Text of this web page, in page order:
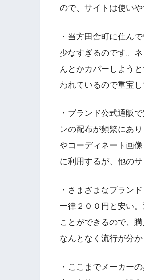
ので、サイトは使いや
・当方田舎町に住ん
少なすぎるのです。
んとかカバーしよう
われているので重宝し
・ブランド公式通販
ンの配布が頻繁にあ
やコーディネート画
に利用するが、他の
・さまざまなブラン
一律２００円と安い
ことができるので、
なんとなく流行が分
・ここまでメーカー